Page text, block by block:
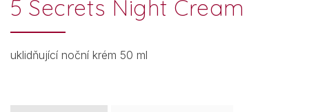
5 Secrets Night Cream
uklidňující noční krém 50 ml